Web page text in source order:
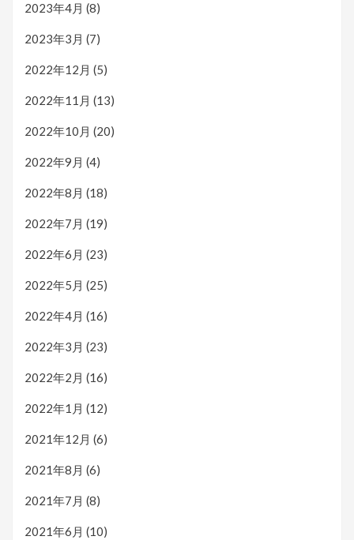
2023年4月 (8)
2023年3月 (7)
2022年12月 (5)
2022年11月 (13)
2022年10月 (20)
2022年9月 (4)
2022年8月 (18)
2022年7月 (19)
2022年6月 (23)
2022年5月 (25)
2022年4月 (16)
2022年3月 (23)
2022年2月 (16)
2022年1月 (12)
2021年12月 (6)
2021年8月 (6)
2021年7月 (8)
2021年6月 (10)